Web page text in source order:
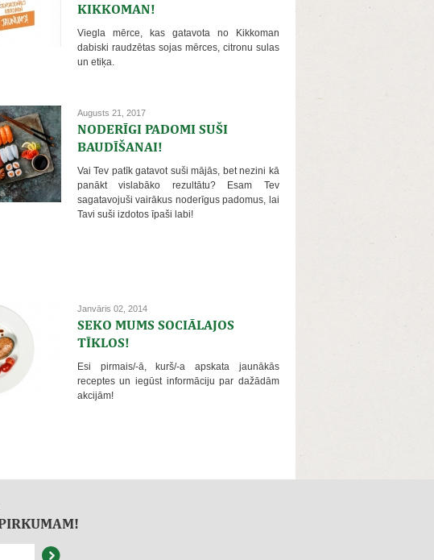
KIKKOMAN!
Viegla mērce, kas gatavota no Kikkoman
dabiski raudzētas sojas mērces, citronu sulas
un etiķa.
Augusts 21, 2017
NODERĪGI PADOMI SUŠI
BAUDĪŠANAI!
Vai Tev patīk gatavot suši mājās, bet nezini kā
panākt vislabāko rezultātu? Esam Tev
sagatavojuši vairākus noderīgus padomus, lai
Tavi suši izdotos īpaši labi!
Janvāris 02, 2014
SEKO MUMS SOCIĀLAJOS
TĪKLOS!
Esi pirmais/-ā, kurš/-a apskata jaunākās
receptes un iegūst informāciju par dažādām
akcijām!